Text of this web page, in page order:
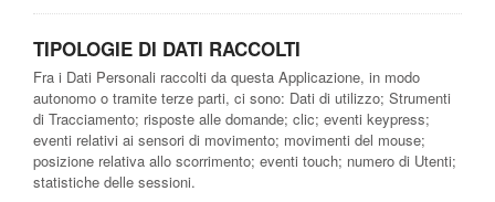
TIPOLOGIE DI DATI RACCOLTI
Fra i Dati Personali raccolti da questa Applicazione, in modo
autonomo o tramite terze parti, ci sono: Dati di utilizzo; Strumenti
di Tracciamento; risposte alle domande; clic; eventi keypress;
eventi relativi ai sensori di movimento; movimenti del mouse;
posizione relativa allo scorrimento; eventi touch; numero di Utenti;
statistiche delle sessioni.